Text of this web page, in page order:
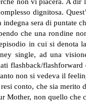
dignitosa.
indegna sera di puntate
che una rondine
in cui si denota
single, ad una
flashback/flashforward
non si vedeva il
conto, che sia
Mother, non quello che